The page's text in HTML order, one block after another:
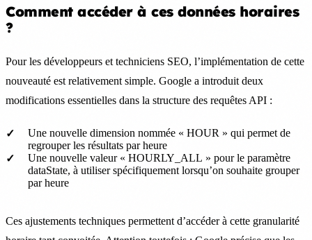
Comment accéder à ces données horaires
?
Pour les développeurs et techniciens SEO, l’implémentation de cette
nouveauté est relativement simple. Google a introduit deux
modifications essentielles dans la structure des requêtes API :
Une nouvelle dimension nommée « HOUR » qui permet de
regrouper les résultats par heure
Une nouvelle valeur « HOURLY_ALL » pour le paramètre
dataState, à utiliser spécifiquement lorsqu’on souhaite grouper
par heure
Ces ajustements techniques permettent d’accéder à cette granularité